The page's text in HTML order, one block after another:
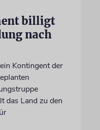
billigt
nach
Kontingent der
das Land zu den